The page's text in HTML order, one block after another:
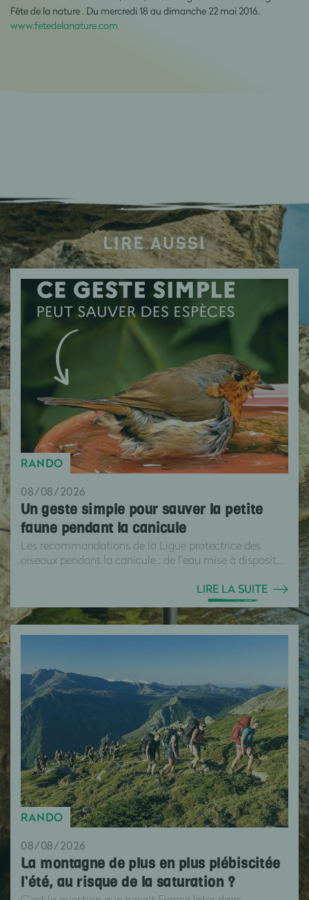
Fête de la nature . Du mercredi 18 au dimanche 22 mai 2016.
www.fetedelanature.com
LIRE AUSSI
RANDO
08/08/2026
Un geste simple pour sauver la petite
faune pendant la canicule
Les recommandations de la Ligue protectrice des
oiseaux pendant la canicule : de l’eau mise à disposit...
LIRE LA SUITE
RANDO
08/08/2026
La montagne de plus en plus plébiscitée
l’été, au risque de la saturation ?